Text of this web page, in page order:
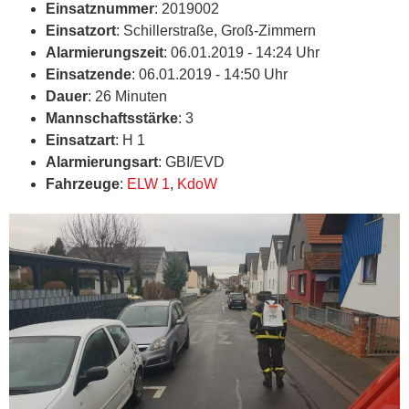
Einsatznummer: 2019002
Einsatzort: Schillerstraße, Groß-Zimmern
Alarmierungszeit: 06.01.2019 - 14:24 Uhr
Einsatzende: 06.01.2019 - 14:50 Uhr
Dauer: 26 Minuten
Mannschaftsstärke: 3
Einsatzart: H 1
Alarmierungsart: GBI/EVD
Fahrzeuge: ELW 1, KdoW